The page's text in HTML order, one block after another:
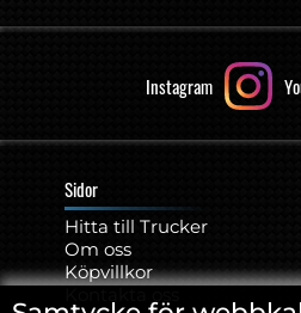
Instagram
Sidor
Hitta till Trucker
Om oss
Köpvillkor